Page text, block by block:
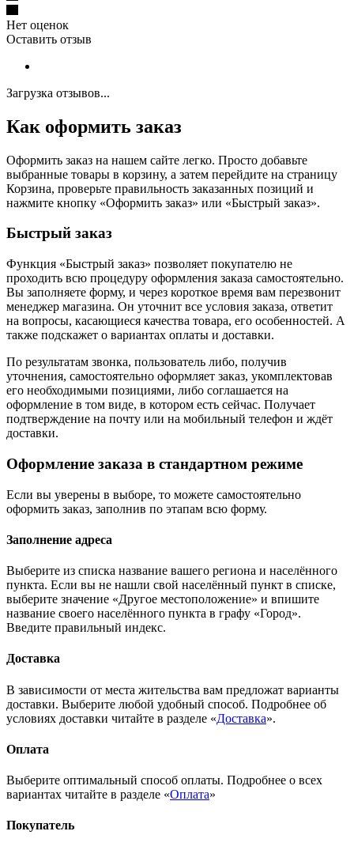
Нет оценок
Оставить отзыв
Загрузка отзывов...
Как оформить заказ
Оформить заказ на нашем сайте легко. Просто добавьте
выбранные товары в корзину, а затем перейдите на страницу
Корзина, проверьте правильность заказанных позиций и
нажмите кнопку «Оформить заказ» или «Быстрый заказ».
Быстрый заказ
Функция «Быстрый заказ» позволяет покупателю не
проходить всю процедуру оформления заказа самостоятельно.
Вы заполняете форму, и через короткое время вам перезвонит
менеджер магазина. Он уточнит все условия заказа, ответит
на вопросы, касающиеся качества товара, его особенностей. А
также подскажет о вариантах оплаты и доставки.
По результатам звонка, пользователь либо, получив
уточнения, самостоятельно оформляет заказ, укомплектовав
его необходимыми позициями, либо соглашается на
оформление в том виде, в котором есть сейчас. Получает
подтверждение на почту или на мобильный телефон и ждёт
доставки.
Оформление заказа в стандартном режиме
Если вы уверены в выборе, то можете самостоятельно
оформить заказ, заполнив по этапам всю форму.
Заполнение адреса
Выберите из списка название вашего региона и населённого
пункта. Если вы не нашли свой населённый пункт в списке,
выберите значение «Другое местоположение» и впишите
название своего населённого пункта в графу «Город».
Введите правильный индекс.
Доставка
В зависимости от места жительства вам предложат варианты
доставки. Выберите любой удобный способ. Подробнее об
условиях доставки читайте в разделе «Доставка».
Оплата
Выберите оптимальный способ оплаты. Подробнее о всех
вариантах читайте в разделе «Оплата»
Покупатель